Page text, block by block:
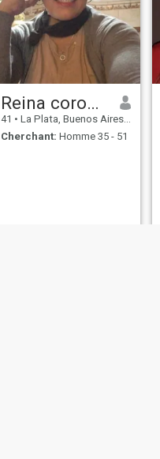
Reina coronel
41 • La Plata, Buenos Aires, Argentine
Cherchant: Homme 35 - 51